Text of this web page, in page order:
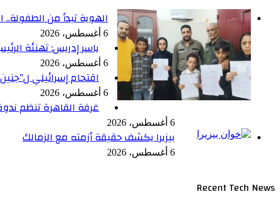
الهوية تبدأ من الطفولة..
6 أغسطس، 2026
ياسر إدريس: تهنئة
6 أغسطس، 2026
اقتحام إسرائيلي
6 أغسطس، 2026
غرفة القاهرة تنظم
6 أغسطس، 2026
بيزيرا يكشف حقيقة أزمته مع الزمالك
6 أغسطس، 2026
Recent Tech News